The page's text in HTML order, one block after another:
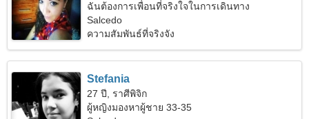
ฉันต้องการเพื่อนที่จริงใจในการเดินทาง
Salcedo
ความสัมพันธ์ที่จริงจัง
Stefania
27 ปี, ราศีพิจิก
ผู้หญิงมองหาผู้ชาย 33-35